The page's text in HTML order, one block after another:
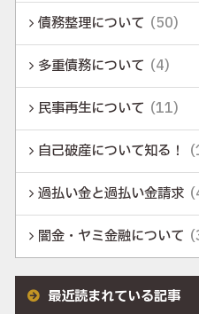
債務整理について (50)
多重債務について (4)
民事再生について (11)
自己破産について知る！
過払い金と過払い金請求
闇金・ヤミ金融について
最近読まれている記事